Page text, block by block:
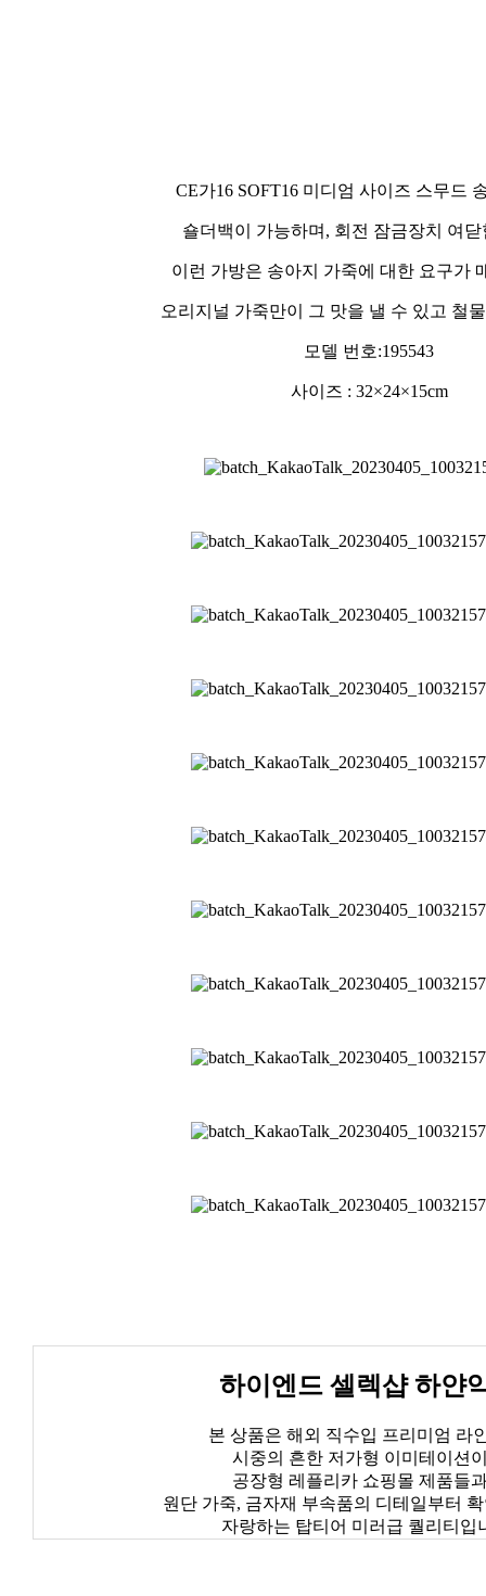
CE가16 SOFT16 미디엄 사이즈 스무드
숄더백이 가능하며, 회전 잠금장치 여
이런 가방은 송아지 가죽에 대한 요구가
오리지널 가죽만이 그 맛을 낼 수 있고 철
모델 번호:195543
사이즈 : 32×24×15cm
하이엔드 셀렉샵 하얀
본 상품은 해외 직수입 프리미엄 라
시중의 흔한 저가형 이미테이션
공장형 레플리카 쇼핑몰 제품들
원단 가죽, 금자재 부속품의 디테일부터
자랑하는 탑티어 미러급 퀄리티입